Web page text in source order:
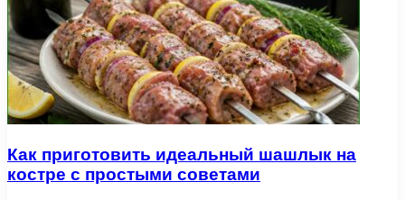
Как приготовить идеальный шашлык на
костре с простыми советами